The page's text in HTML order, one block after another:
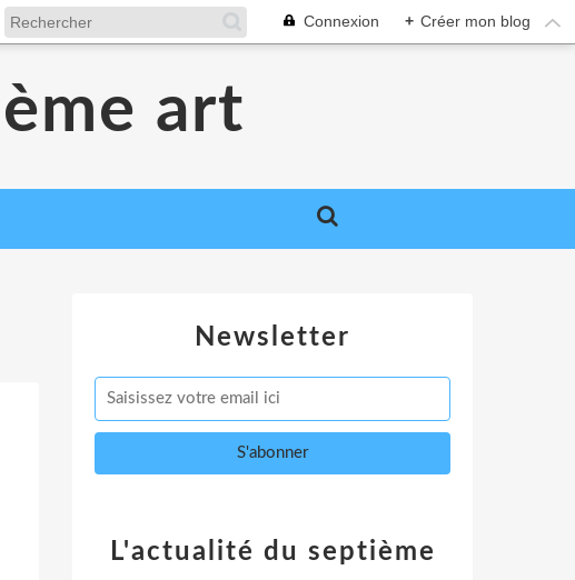
Connexion + Créer mon blog
art
Newsletter
L'actualité du septième